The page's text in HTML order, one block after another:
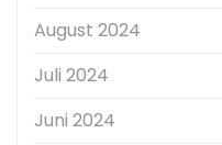
August 2024
Juli 2024
Juni 2024